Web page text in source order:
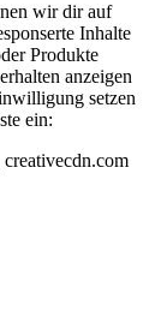
wir dir auf
Inhalte
Produkte
anzeigen
setzen
ein: